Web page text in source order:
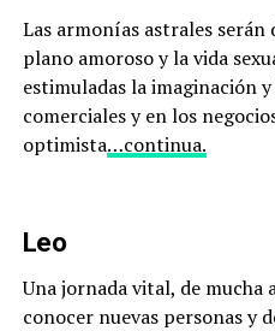
Las armonías astrales serán
plano amoroso y la vida
estimuladas la imaginación
comerciales y en los
optimista…continua.
Leo
Una jornada vital, de mucha
conocer nuevas personas y